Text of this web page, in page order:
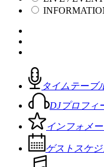
タイムテーブ
DJプロフィ
インフォメ
ゲストスケ